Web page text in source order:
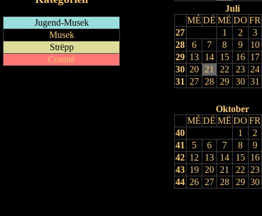
Jugend-Musek
Musek
Strëpp
Comité
Juli
MÉ DË MË DO FR
27
1 2
3
28
6 7 8 9
10
29 13 14 15 16
17
30 20 21 22 23
24
31
27 28 29 30 31
Oktober
MÉ DË MË DO FR
40
1
2
41
5 6 7 8
9
42 12 13 14 15
16
43 19 20 21 22
23
44 26 27 28 29 30